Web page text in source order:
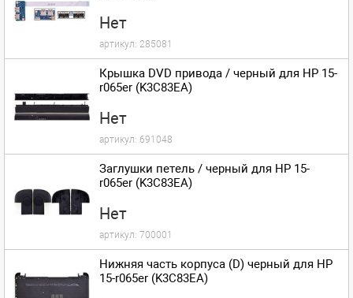
Нет
артикул: 285081
Крышка DVD привода / черный для HP 15-
r065er (K3C83EA)
Нет
артикул: 691048
Заглушки петель / черный для HP 15-
r065er (K3C83EA)
Нет
артикул: 700001
Нижняя часть корпуса (D) черный для HP
15-r065er (K3C83EA)